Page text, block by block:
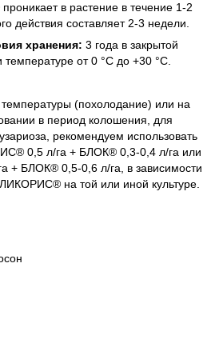
в растение в течение 1-2
действия составляет 2-3 недели.
хранения: 3 года в закрытой
температуре от 0 °C до +30 °C.
(похолодание) или на
в период колошения, для
рекомендуем использовать
0,5 л/га + БЛОК® 0,3-0,4 л/га или
+ БЛОК® 0,5-0,6 л/га, в зависимости
на той или иной культуре.